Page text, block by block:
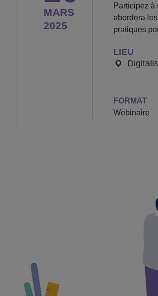
MARS
2025
Participez
abordera
pratiques
LIEU
FORMAT
Webinaire